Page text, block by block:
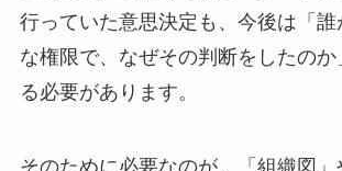
行っていた意思決定も、今後は「誰
な権限で、なぜその判断をしたの
る必要があります。
そのために必要なのが、「組織図」